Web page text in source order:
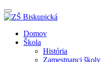
Prepínateľná
navigácia
Prejsť
Domov
Škola
História
Zamestnanci školy